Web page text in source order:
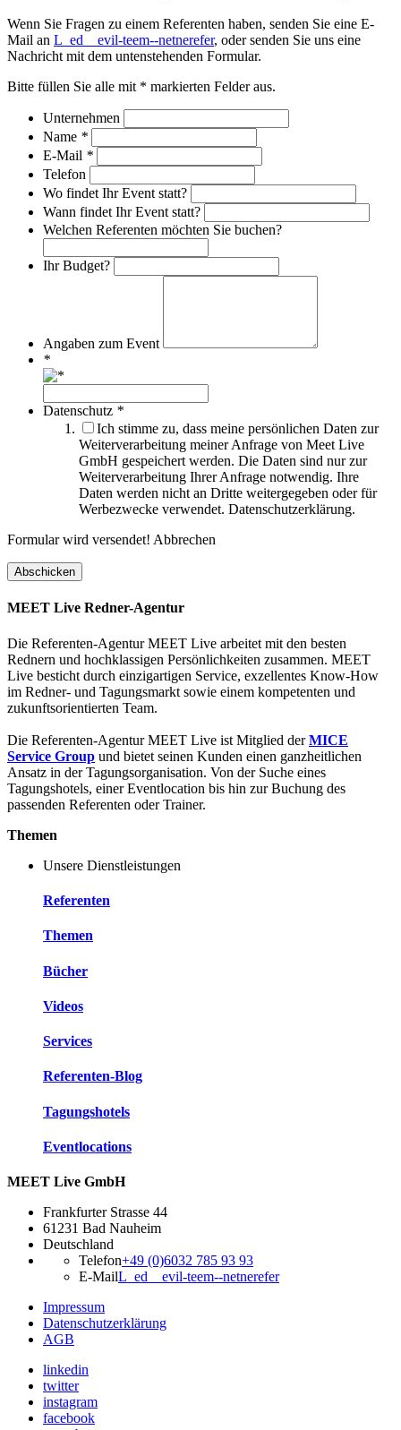
Wenn Sie Fragen zu einem Referenten haben, senden Sie eine E-
Mail an L_ed__evil-teem--netnerefer, oder senden Sie uns eine
Nachricht mit dem untenstehenden Formular.
Bitte füllen Sie alle mit * markierten Felder aus.
Unternehmen
Name *
E-Mail *
Telefon
Wo findet Ihr Event statt?
Wann findet Ihr Event statt?
Welchen Referenten möchten Sie buchen?
Ihr Budget?
Angaben zum Event
*
Datenschutz *
Ich stimme zu, dass meine persönlichen Daten zur
Weiterverarbeitung meiner Anfrage von Meet Live
GmbH gespeichert werden. Die Daten sind nur zur
Weiterverarbeitung Ihrer Anfrage notwendig. Ihre
Daten werden nicht an Dritte weitergegeben oder für
Werbezwecke verwendet. Datenschutzerklärung.
Formular wird versendet! Abbrechen
MEET Live Redner-Agentur
Die Referenten-Agentur MEET Live arbeitet mit den besten
Rednern und hochklassigen Persönlichkeiten zusammen. MEET
Live besticht durch einzigartigen Service, exzellentes Know-How
im Redner- und Tagungsmarkt sowie einem kompetenten und
zukunftsorientierten Team.
Die Referenten-Agentur MEET Live ist Mitglied derMICE
Service Group und bietet seinen Kunden einen ganzheitlichen
Ansatz in der Tagungsorganisation. Von der Suche eines
Tagungshotels, einer Eventlocation bis hin zur Buchung des
passenden Referenten oder Trainer.
Themen
Unsere Dienstleistungen
Referenten
Themen
Bücher
Videos
Services
Referenten-Blog
Tagungshotels
Eventlocations
MEET Live GmbH
Frankfurter Strasse 44
61231 Bad Nauheim
Deutschland
Telefon+49 (0)6032 785 93 93
E-MailL_ed__evil-teem--netnerefer
Impressum
Datenschutzerklärung
AGB
linkedin
twitter
instagram
facebook